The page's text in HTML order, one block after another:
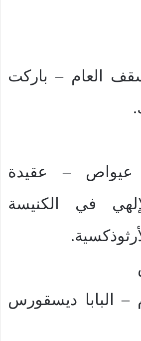
العام – باركت
عيواص – عقيدة
في الكنيسة
– البابا ديسقورس